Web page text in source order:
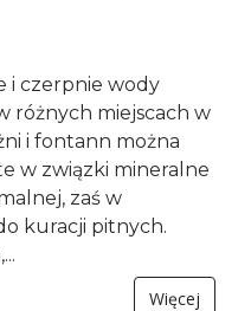
i czerpnie wody
różnych miejscach w
i fontann można
w związki mineralne
zaś w
kuracji pitnych.
Więcej